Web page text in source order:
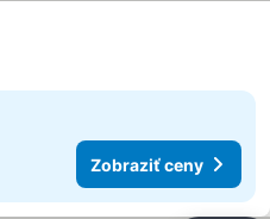
Zobraziť ceny